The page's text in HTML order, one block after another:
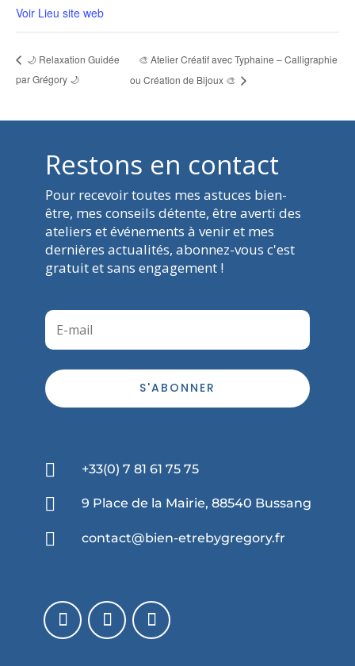
Voir Lieu site web
🌙 Relaxation Guidée
par Grégory 🌙
🎨 Atelier Créatif avec Typhaine – Calligraphie
ou Création de Bijoux 🎨
Restons en contact
Pour recevoir toutes mes astuces bien-
être, mesconseils détente, être averti des
ateliers et événements à venir et mes
dernières actualités, abonnez-vous c'est
gratuit et sans engagement !
S'ABONNER
 +33(0) 7 81 61 75 75
 9 Place de la Mairie, 88540 Bussang
 contact@bien-etrebygregory.fr